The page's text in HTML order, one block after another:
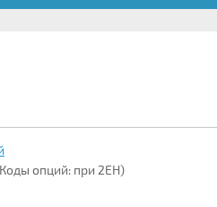
опций: при 2EH)